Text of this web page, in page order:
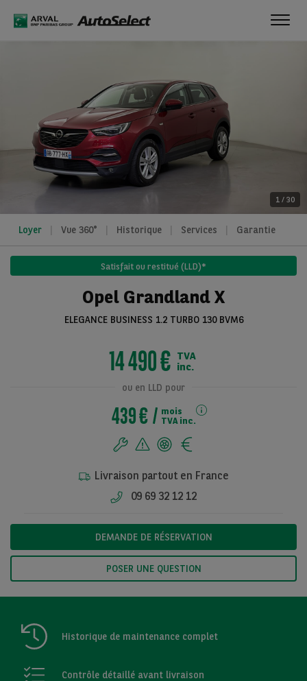
1 / 30
Voir toutes les
Loyer Vue 360° Historique Services Garantie
Satisfait ou restitué (LLD)*
Opel Grandland X
ELEGANCE BUSINESS 1.2 TURBO 130 BVM6
14 490 € TVA
inc.
ou en LLD pour
439 €
mois
TVA inc.
Livraison partout en France
09 69 32 12 12
DEMANDE DE RÉSERVATION
POSER UNE QUESTION
Historique de maintenance complet
Contrôle détaillé avant livraison